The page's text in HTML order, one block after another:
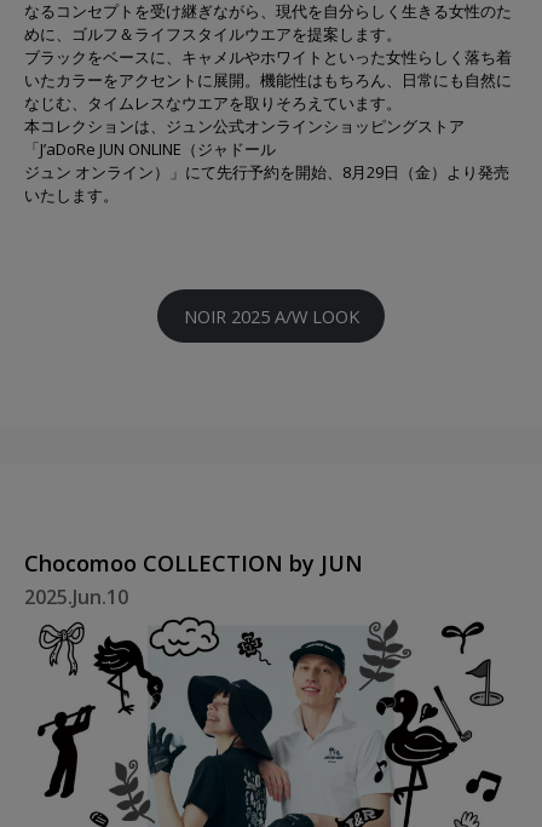
なるコンセプトを受け継ぎながら、現代を自分らしく生きる女性のた
めに、ゴルフ＆ライフスタイルウエアを提案します。
ブラックをベースに、キャメルやホワイトといった女性らしく落ち着
いたカラーをアクセントに展開。機能性はもちろん、日常にも自然に
なじむ、タイムレスなウエアを取りそろえています。
本コレクションは、ジュン公式オンラインショッピングストア
「J’aDoRe JUN ONLINE（ジャドール
ジュン オンライン）」にて先行予約を開始、8月29日（金）より発売
いたします。
NOIR 2025 A/W LOOK
Chocomoo COLLECTION by JUN
2025.Jun.10